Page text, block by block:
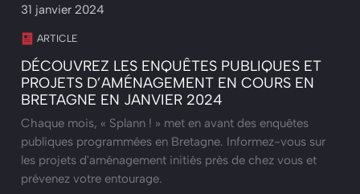
31 janvier 2024
ARTICLE
DÉCOUVREZ LES ENQUÊTES PUBLIQUES ET
PROJETS D’AMÉNAGEMENT EN COURS EN
BRETAGNE EN JANVIER 2024
Chaque mois, « Splann ! » met en avant des enquêtes
publiques programmées en Bretagne. Informez-vous sur
les projets d'aménagement initiés près de chez vous et
prévenez votre entourage.